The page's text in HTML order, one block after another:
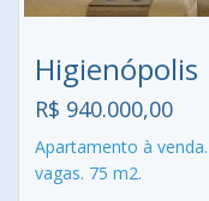
Higienópolis
R$ 940.000,00
Apartamento à
vagas. 75 m2.